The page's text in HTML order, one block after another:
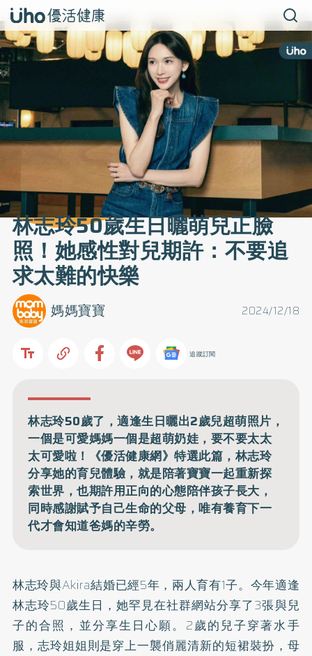
林志玲50歲生日曬萌兒正臉
照！她感性對兒期許：不要追
求太難的快樂
2024/12/18
媽媽寶寶
追蹤訂閱
林志玲50歲了，適逢生日曬出2歲兒超萌照片，
一個是可愛媽媽一個是超萌奶娃，要不要太太
太可愛啦！《優活健康網》特選此篇，林志玲
分享她的育兒體驗，就是陪著寶寶一起重新探
索世界，也期許用正向的心態陪伴孩子長大，
同時感謝賦予自己生命的父母，唯有養育下一
代才會知道爸媽的辛勞。
林志玲與Akira結婚已經5年，兩人育有1子。今年適逢
林志玲50歲生日，她罕見在社群網站分享了3張與兒
子的合照，並分享生日心願。2歲的兒子穿著水手
服，志玲姐姐則是穿上一襲俏麗清新的短裙裝扮，母